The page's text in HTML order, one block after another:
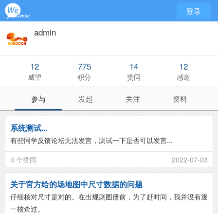
登录
admin
12
威望
775
积分
14
赞同
12
感谢
参与 发起 关注 资料
系统测试...
有些同学反馈论坛无法发言，测试一下是否可以发言...
0 个赞同
2022-07-03
关于官方给的场地图中尺寸数据的问题
仔细核对尺寸是对的。在出规则图册前，为了赶时间，我并没有逐
一核查过。